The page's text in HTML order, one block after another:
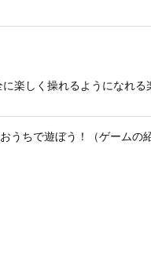
楽しく操れるようになれ
おうちで遊ぼう！（ゲームの紹